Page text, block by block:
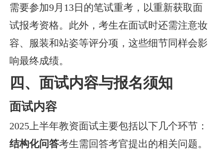
需要参加9月13日的笔试重考，以重新获取面
试报考资格。此外，考生在面试时还需注意妆
容、服装和站姿等评分项，这些细节同样会影
响最终成绩。
四、面试内容与报名须知
面试内容
2025上半年教资面试主要包括以下几个环节：
结构化问答考生需回答考官提出的相关问题。